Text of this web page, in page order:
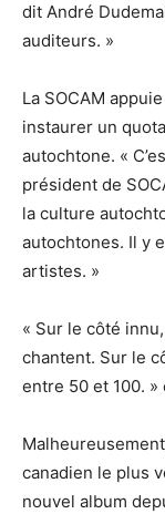
dit André
auditeurs. »
La SOCAM
instaurer un
autochtone. «
président de
la culture
autochtones. Il y
artistes. »
« Sur le côté
chantent. Sur le
entre 50 et 100.
canadien le plus
nouvel album